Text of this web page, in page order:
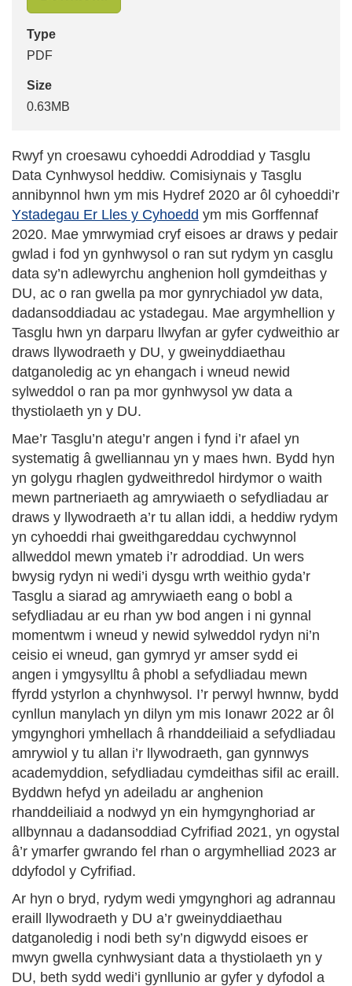
Type
PDF
Size
0.63MB
Rwyf yn croesawu cyhoeddi Adroddiad y Tasglu
Data Cynhwysol heddiw. Comisiynais y Tasglu
annibynnol hwn ym mis Hydref 2020 ar ôl cyhoeddi’r
Ystadegau Er Lles y Cyhoedd ym mis Gorffennaf
2020. Mae ymrwymiad cryf eisoes ar draws y pedair
gwlad i fod yn gynhwysol o ran sut rydym yn casglu
data sy’n adlewyrchu anghenion holl gymdeithas y
DU, ac o ran gwella pa mor gynrychiadol yw data,
dadansoddiadau ac ystadegau. Mae argymhellion y
Tasglu hwn yn darparu llwyfan ar gyfer cydweithio ar
draws llywodraeth y DU, y gweinyddiaethau
datganoledig ac yn ehangach i wneud newid
sylweddol o ran pa mor gynhwysol yw data a
thystiolaeth yn y DU.
Mae’r Tasglu’n ategu’r angen i fynd i’r afael yn
systematig â gwelliannau yn y maes hwn. Bydd hyn
yn golygu rhaglen gydweithredol hirdymor o waith
mewn partneriaeth ag amrywiaeth o sefydliadau ar
draws y llywodraeth a’r tu allan iddi, a heddiw rydym
yn cyhoeddi rhai gweithgareddau cychwynnol
allweddol mewn ymateb i’r adroddiad. Un wers
bwysig rydyn ni wedi’i dysgu wrth weithio gyda’r
Tasglu a siarad ag amrywiaeth eang o bobl a
sefydliadau ar eu rhan yw bod angen i ni gynnal
momentwm i wneud y newid sylweddol rydyn ni’n
ceisio ei wneud, gan gymryd yr amser sydd ei
angen i ymgysylltu â phobl a sefydliadau mewn
ffyrdd ystyrlon a chynhwysol. I’r perwyl hwnnw, bydd
cynllun manylach yn dilyn ym mis Ionawr 2022 ar ôl
ymgynghori ymhellach â rhanddeiliaid a sefydliadau
amrywiol y tu allan i’r llywodraeth, gan gynnwys
academyddion, sefydliadau cymdeithas sifil ac eraill.
Byddwn hefyd yn adeiladu ar anghenion
rhanddeiliaid a nodwyd yn ein hymgynghoriad ar
allbynnau a dadansoddiad Cyfrifiad 2021, yn ogystal
â’r ymarfer gwrando fel rhan o argymhelliad 2023 ar
ddyfodol y Cyfrifiad.
Ar hyn o bryd, rydym wedi ymgynghori ag adrannau
eraill llywodraeth y DU a’r gweinyddiaethau
datganoledig i nodi beth sy’n digwydd eisoes er
mwyn gwella cynhwysiant data a thystiolaeth yn y
DU, beth sydd wedi’i gynllunio ar gyfer y dyfodol a